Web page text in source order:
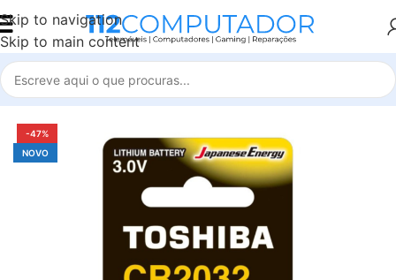
Skip to navigation
Skip to main content
Início Accessories
-47%
NOVO